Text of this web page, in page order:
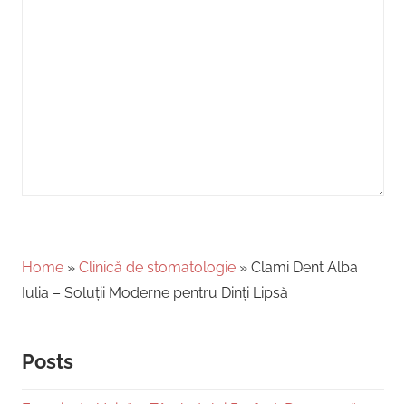
Home » Clinică de stomatologie » Clami Dent Alba
Iulia – Soluții Moderne pentru Dinți Lipsă
Posts